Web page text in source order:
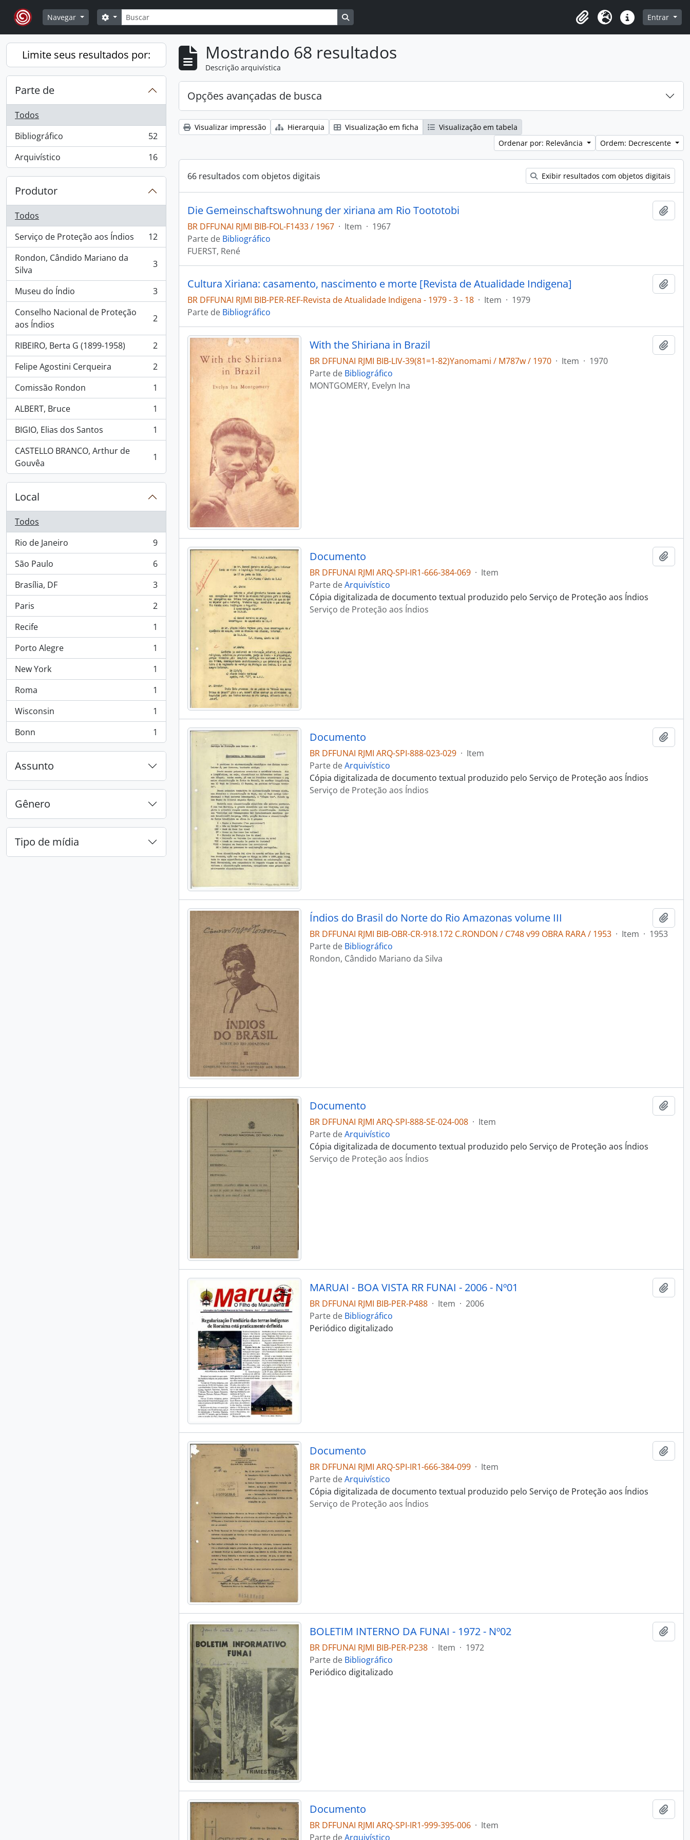
Skip to main content
Navegar
Buscar
Opções de busca
Área de Transferência
Idioma Atalhos Entrar
Limite seus resultados por:
Parte de
Todos
Bibliográfico
, 52 resultados
52
Arquivístico
, 16 resultados 16
Produtor
Todos
Serviço de Proteção aos Índios
, 12 resultados
12
Rondon, Cândido Mariano da
Silva
, 3 resultados 3
Museu do Índio
, 3 resultados
3
Conselho Nacional de Proteção
aos Índios
, 2 resultados 2
RIBEIRO, Berta G (1899-1958)
, 2 resultados
2
Felipe Agostini Cerqueira
, 2 resultados
2
Comissão Rondon
, 1 resultados
1
ALBERT, Bruce
, 1 resultados
1
BIGIO, Elias dos Santos
, 1 resultados
1
CASTELLO BRANCO, Arthur de
Gouvêa
, 1 resultados 1
Local
Todos
Rio de Janeiro
, 9 resultados
9
São Paulo
, 6 resultados
6
Brasília, DF
, 3 resultados
3
Paris
, 2 resultados
2
Recife
, 1 resultados
1
Porto Alegre
, 1 resultados
1
New York
, 1 resultados
1
Roma
, 1 resultados
1
Wisconsin
, 1 resultados
1
Bonn
, 1 resultados 1
Assunto
Gênero
Tipo de mídia
Mostrando 68 resultados
Descrição arquivística
Opções avançadas de busca
Visualizar impressão Hierarquia Visualização em ficha
Visualização em tabela
Ordenar por: Relevância
Ordem: Decrescente
66 resultados com objetos digitais Exibir resultados com objetos digitais
Die Gemeinschaftswohnung der xiriana am Rio Toototobi
BR DFFUNAI RJMI BIB-FOL-F1433 / 1967 · Item · 1967
Parte de Bibliográfico
FUERST, René
Cultura Xiriana: casamento, nascimento e morte [Revista de Atualidade Indigena]
BR DFFUNAI RJMI BIB-PER-REF-Revista de Atualidade Indigena - 1979 - 3 - 18 · Item · 1979
Parte de Bibliográfico
With the Shiriana in Brazil
BR DFFUNAI RJMI BIB-LIV-39(81=1-82)Yanomami / M787w / 1970 · Item · 1970
Parte de Bibliográfico
MONTGOMERY, Evelyn Ina
Documento
BR DFFUNAI RJMI ARQ-SPI-IR1-666-384-069 · Item
Parte deArquivístico
Cópia digitalizada de documento textual produzido pelo Serviço de Proteção aos Índios
Serviço de Proteção aos Índios
Documento
BR DFFUNAI RJMI ARQ-SPI-888-023-029 · Item
Parte deArquivístico
Cópia digitalizada de documento textual produzido pelo Serviço de Proteção aos Índios
Serviço de Proteção aos Índios
Índios do Brasil do Norte do Rio Amazonas volume III
BR DFFUNAI RJMI BIB-OBR-CR-918.172 C.RONDON / C748 v99 OBRA RARA / 1953 · Item · 1953
Parte de Bibliográfico
Rondon, Cândido Mariano da Silva
Documento
BR DFFUNAI RJMI ARQ-SPI-888-SE-024-008 · Item
Parte deArquivístico
Cópia digitalizada de documento textual produzido pelo Serviço de Proteção aos Índios
Serviço de Proteção aos Índios
MARUAI - BOA VISTA RR FUNAI - 2006 - Nº01
BR DFFUNAI RJMI BIB-PER-P488 · Item · 2006
Parte de Bibliográfico
Periódico digitalizado
Documento
BR DFFUNAI RJMI ARQ-SPI-IR1-666-384-099 · Item
Parte deArquivístico
Cópia digitalizada de documento textual produzido pelo Serviço de Proteção aos Índios
Serviço de Proteção aos Índios
BOLETIM INTERNO DA FUNAI - 1972 - Nº02
BR DFFUNAI RJMI BIB-PER-P238 · Item · 1972
Parte de Bibliográfico
Periódico digitalizado
Documento
BR DFFUNAI RJMI ARQ-SPI-IR1-999-395-006 · Item
Parte deArquivístico